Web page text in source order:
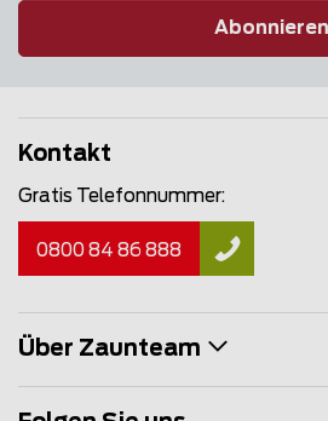
Abonnieren
Kontakt
Gratis Telefonnummer:
0800 84 86 888
Über Zaunteam